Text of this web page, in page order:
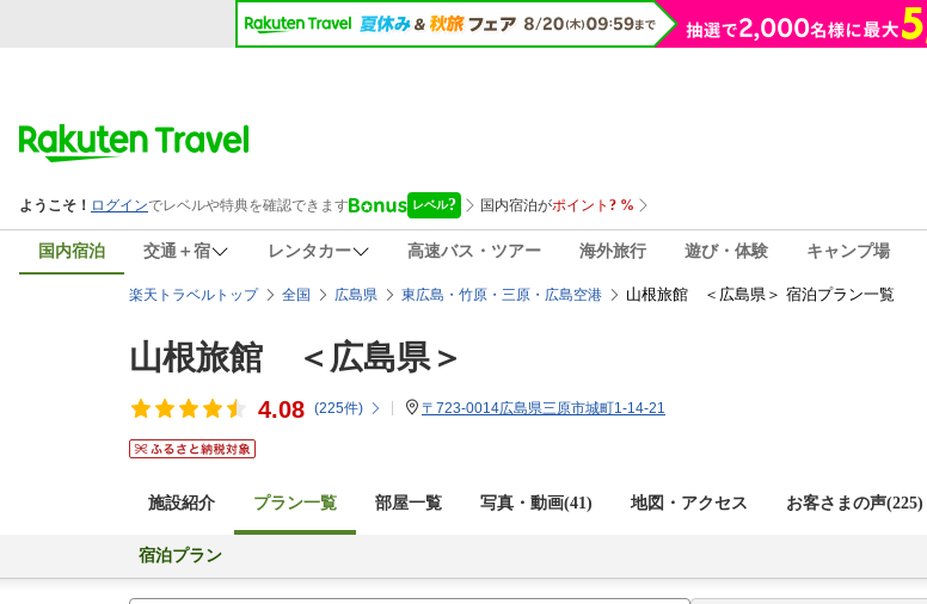
国内宿泊 交通＋宿 レンタカー 高速バス・ツアー 海外旅行 遊び・体験 キャンプ場
楽天トラベルトップ 全国 広島県 東広島・竹原・三原・広島空港 山根旅館 ＜広島県＞ 宿泊プラン一覧
山根旅館 ＜広島県＞
4.08 (225件) 〒723-0014広島県三原市城町1-14-21
施設紹介 プラン一覧 部屋一覧 写真・動画(41) 地図・アクセス お客さまの声(225)
宿泊プラン